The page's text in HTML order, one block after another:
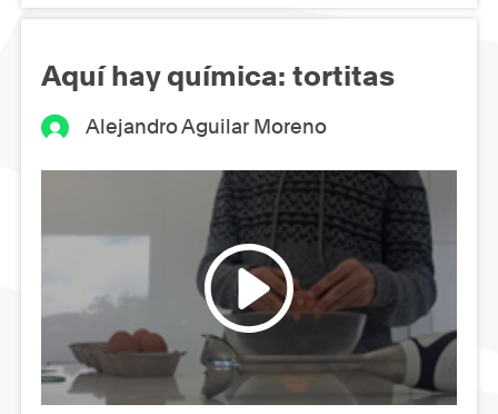
Aquí hay química: tortitas
Alejandro Aguilar Moreno